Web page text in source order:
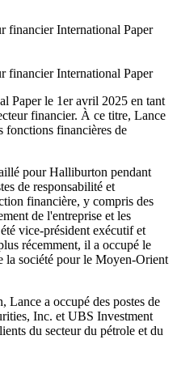
financier International Paper
financier International Paper
Paper le 1er avril 2025 en tant
financier. À ce titre, Lance
fonctions financières de
pour Halliburton pendant
de responsabilité et
financière, y compris des
de l'entreprise et les
vice-président exécutif et
récemment, il a occupé le
la société pour le Moyen-Orient
a occupé des postes de
Inc. et UBS Investment
du secteur du pétrole et du